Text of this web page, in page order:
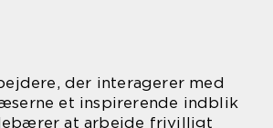
der interagerer med
et inspirerende indblik
at arbejde frivilligt